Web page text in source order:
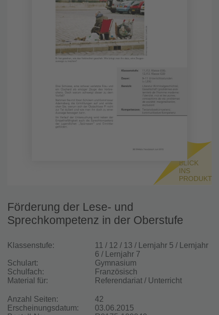
BLICK
INS
PRODUKT
Förderung der Lese- und
Sprechkompetenz in der Oberstufe
Klassenstufe:
11 / 12 / 13 / Lernjahr 5 / Lernjahr
6 / Lernjahr 7
Schulart:
Gymnasium
Schulfach:
Französisch
Material für:
Referendariat / Unterricht
Anzahl Seiten:
42
Erscheinungsdatum:
03.06.2015